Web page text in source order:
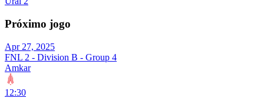
Próximo jogo
Apr 27, 2025
FNL 2 - Division B - Group 4
Amkar
12:30